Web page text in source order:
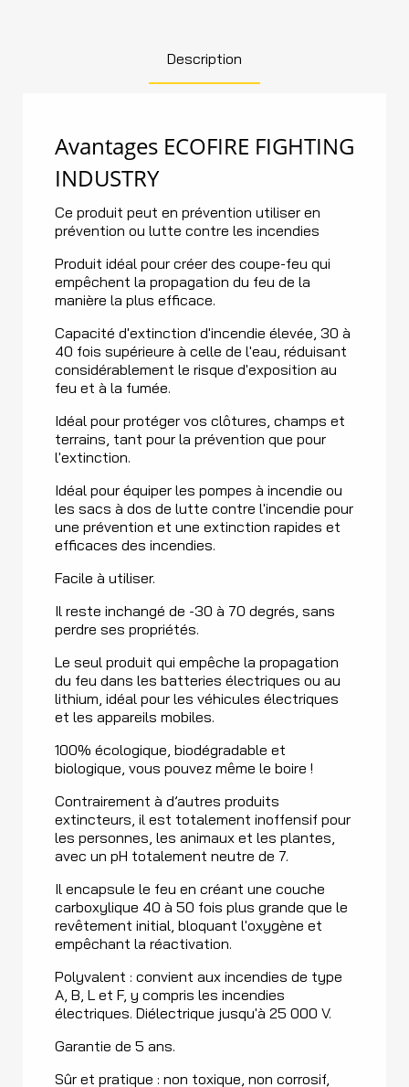
Description
Avantages ECOFIRE FIGHTING
INDUSTRY
Ce produit peut en prévention utiliser en
prévention ou lutte contre les incendies
Produit idéal pour créer des coupe-feu qui
empêchent la propagation du feu de la
manière la plus efficace.
Capacité d'extinction d'incendie élevée, 30 à
40 fois supérieure à celle de l'eau, réduisant
considérablement le risque d'exposition au
feu et à la fumée.
Idéal pour protéger vos clôtures, champs et
terrains, tant pour la prévention que pour
l'extinction.
Idéal pour équiper les pompes à incendie ou
les sacs à dos de lutte contre l'incendie pour
une prévention et une extinction rapides et
efficaces des incendies.
Facile à utiliser.
Il reste inchangé de -30 à 70 degrés, sans
perdre ses propriétés.
Le seul produit qui empêche la propagation
du feu dans les batteries électriques ou au
lithium, idéal pour les véhicules électriques
et les appareils mobiles.
100% écologique, biodégradable et
biologique, vous pouvez même le boire !
Contrairement à d’autres produits
extincteurs, il est totalement inoffensif pour
les personnes, les animaux et les plantes,
avec un pH totalement neutre de 7.
Il encapsule le feu en créant une couche
carboxylique 40 à 50 fois plus grande que le
revêtement initial, bloquant l'oxygène et
empêchant la réactivation.
Polyvalent : convient aux incendies de type
A, B, L et F, y compris les incendies
électriques. Diélectrique jusqu'à 25 000 V.
Garantie de 5 ans.
Sûr et pratique : non toxique, non corrosif,